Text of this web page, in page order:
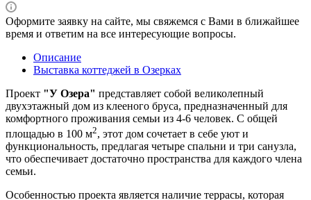
Оформите заявку на сайте, мы свяжемся с Вами в ближайшее
время и ответим на все интересующие вопросы.
Описание
Выставка коттеджей в Озерках
Проект "У Озера" представляет собой великолепный
двухэтажный дом из клееного бруса, предназначенный для
комфортного проживания семьи из 4-6 человек. С общей
площадью в 100 м2, этот дом сочетает в себе уют и
функциональность, предлагая четыре спальни и три санузла,
что обеспечивает достаточно пространства для каждого члена
семьи.
Особенностью проекта является наличие террасы, которая